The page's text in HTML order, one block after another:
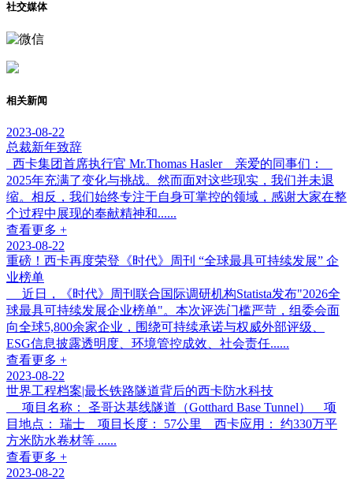
社交媒体
相关新闻
2023-08-22
总裁新年致辞
西卡集团首席执行官 Mr.Thomas Hasler 亲爱的同事们：
2025年充满了变化与挑战。然而面对这些现实，我们并未退
缩。相反，我们始终专注于自身可掌控的领域，感谢大家在整
个过程中展现的奉献精神和......
查看更多 +
2023-08-22
重磅！西卡再度荣登《时代》周刊 “全球最具可持续发展” 企
业榜单
近日，《时代》周刊联合国际调研机构Statista发布"2026全
球最具可持续发展企业榜单"。本次评选门槛严苛，组委会面
向全球5,800余家企业，围绕可持续承诺与权威外部评级、
ESG信息披露透明度、环境管控成效、社会责任......
查看更多 +
2023-08-22
世界工程档案|最长铁路隧道背后的西卡防水科技
项目名称： 圣哥达基线隧道（Gotthard Base Tunnel） 项
目地点： 瑞士 项目长度： 57公里 西卡应用： 约330万平
方米防水卷材等 ......
查看更多 +
2023-08-22